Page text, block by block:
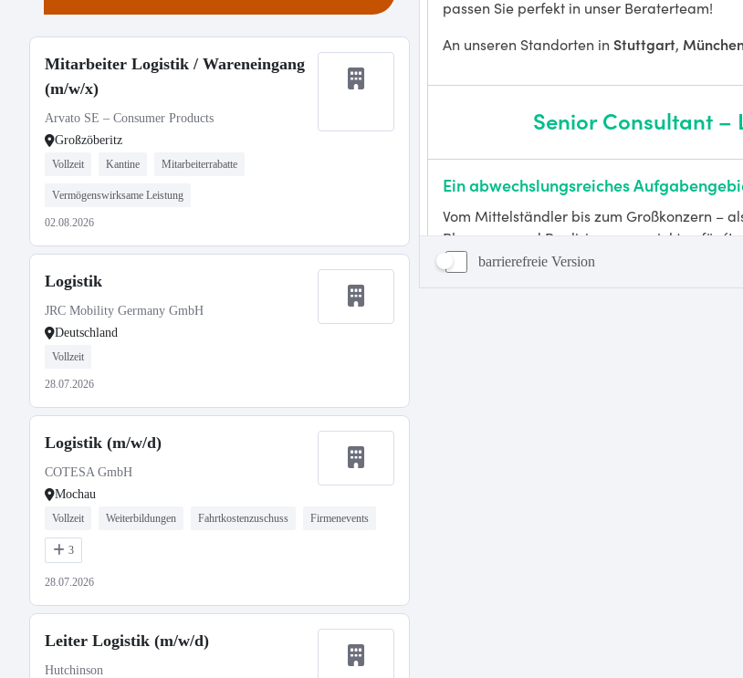
Mitarbeiter Logistik / Wareneingang
(m/w/x)
Arvato SE – Consumer Products
Großzöberitz
Vollzeit Kantine Mitarbeiterrabatte
Vermögenswirksame Leistung
02.08.2026
Logistik
JRC Mobility Germany GmbH
Deutschland
Vollzeit
28.07.2026
Logistik (m/w/d)
COTESA GmbH
Mochau
Vollzeit Weiterbildungen Fahrtkostenzuschuss Firmenevents
3
28.07.2026
Leiter Logistik (m/w/d)
Hutchinson
barrierefreie Version